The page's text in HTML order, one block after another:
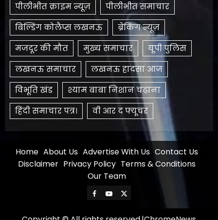
पीलीभीत क्राइम न्यूज़
पीलीभीत समाचार
बिल्डिंग कोलैप्स लखनऊ
ब्रेकिंग न्यूज़
मजदूर की मौत
मुख्य समाचार
यूपी पुलिस
लखनऊ समाचार
लखनऊ हादसा आज
विभूति खंड
श्याम बाबा निशान चढ़ाना
हिंदी समाचार पत्र।
​वी आर द फ्यूचर
Home About Us Advertise With Us Contact Us
Disclaimer Privacy Policy Terms & Conditions
Our Team
Facebook
Youtube
X